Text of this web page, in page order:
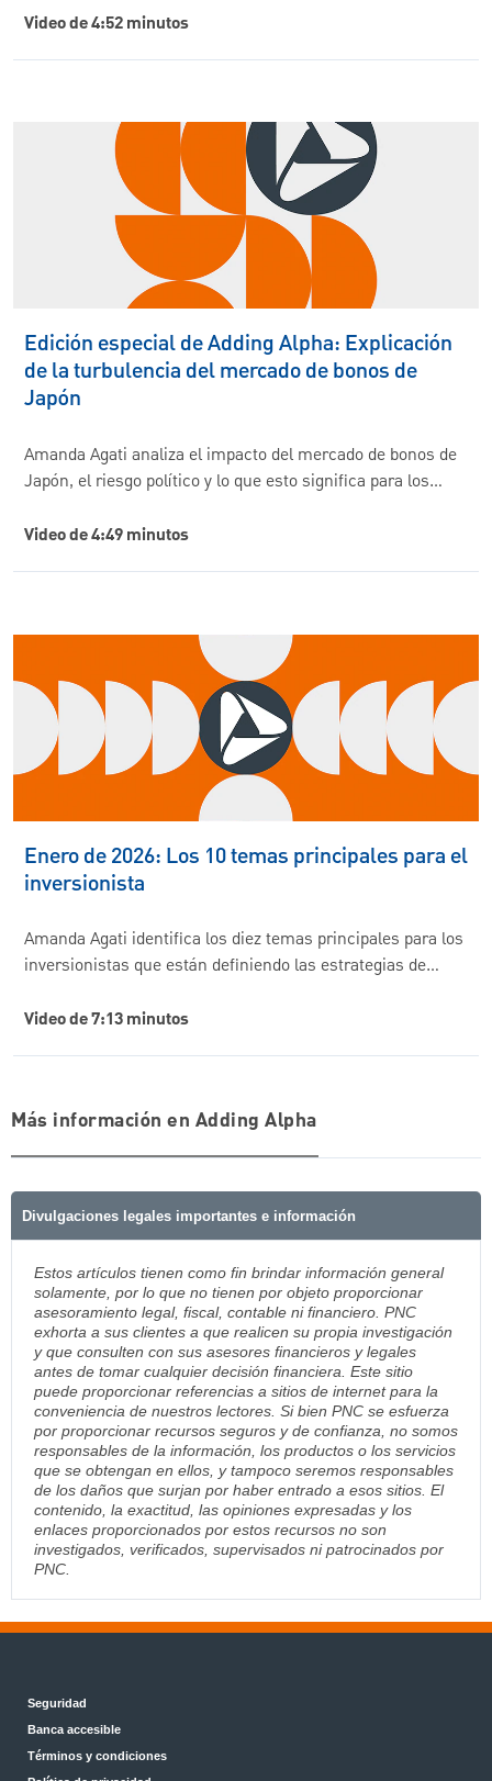
Video de 4:52 minutos
Edición especial de Adding Alpha: Explicación
de la turbulencia del mercado de bonos de
Japón
Amanda Agati analiza el impacto del mercado de bonos de
Japón, el riesgo político y lo que esto significa para los…
Video de 4:49 minutos
Enero de 2026: Los 10 temas principales para el
inversionista
Amanda Agati identifica los diez temas principales para los
inversionistas que están definiendo las estrategias de…
Video de 7:13 minutos
Más información en Adding Alpha
Divulgaciones legales importantes e información
Estos artículos tienen como fin brindar información general
solamente, por lo que no tienen por objeto proporcionar
asesoramiento legal, fiscal, contable ni financiero. PNC
exhorta a sus clientes a que realicen su propia investigación
y que consulten con sus asesores financieros y legales
antes de tomar cualquier decisión financiera. Este sitio
puede proporcionar referencias a sitios de internet para la
conveniencia de nuestros lectores. Si bien PNC se esfuerza
por proporcionar recursos seguros y de confianza, no somos
responsables de la información, los productos o los servicios
que se obtengan en ellos, y tampoco seremos responsables
de los daños que surjan por haber entrado a esos sitios. El
contenido, la exactitud, las opiniones expresadas y los
enlaces proporcionados por estos recursos no son
investigados, verificados, supervisados ni patrocinados por
PNC.
Seguridad
Banca accesible
Términos y condiciones